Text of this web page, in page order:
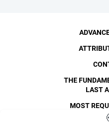
SPbPU
THE
LAST
MOST